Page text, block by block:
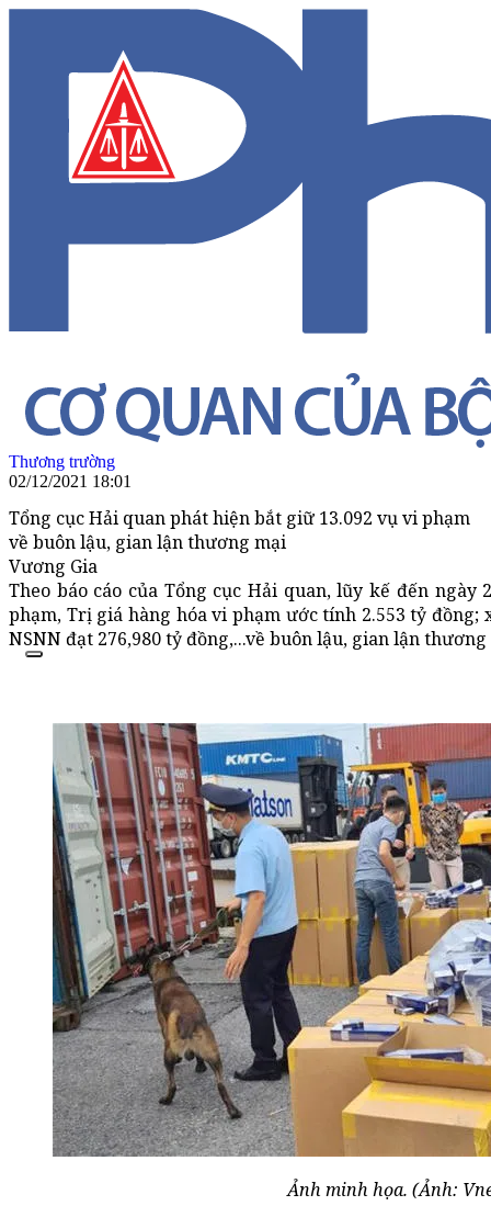
Thương trường
02/12/2021 18:01
Tổng cục Hải quan phát hiện bắt giữ 13.092 vụ vi phạm
về buôn lậu, gian lận thương mại
Vương Gia
Theo báo cáo của Tổng cục Hải quan, lũy kế đến ngày
phạm, Trị giá hàng hóa vi phạm ước tính 2.553 tỷ
NSNN đạt 276,980 tỷ đồng,...về buôn lậu, gian lận
Ảnh minh họa. (Ảnh: